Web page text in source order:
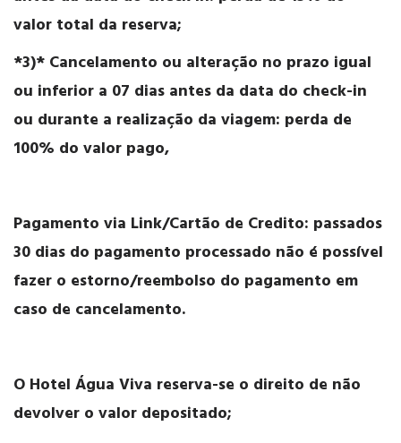
valor total da reserva;
*3)* Cancelamento ou alteração no prazo igual
ou inferior a 07 dias antes da data do check-in
ou durante a realização da viagem: perda de
100% do valor pago,
Pagamento via Link/Cartão de Credito: passados
30 dias do pagamento processado não é possível
fazer o estorno/reembolso do pagamento em
caso de cancelamento.
O Hotel Água Viva reserva-se o direito de não
devolver o valor depositado;